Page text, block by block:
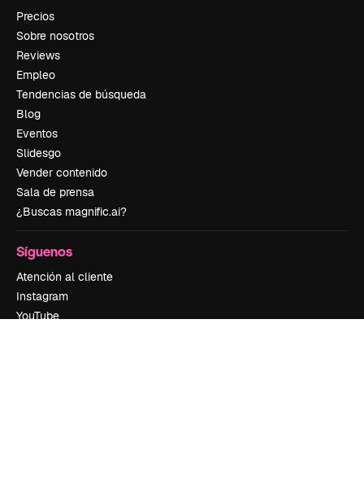
Precios
Sobre nosotros
Reviews
Empleo
Tendencias de búsqueda
Blog
Eventos
Slidesgo
Vender contenido
Sala de prensa
¿Buscas magnific.ai?
Síguenos
Atención al cliente
Instagram
YouTube